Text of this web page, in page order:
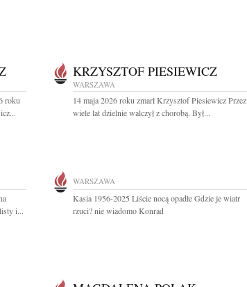
roku
KRZYSZTOF PIESIEWICZ
WARSZAWA
14 maja 2026 roku zmarł Krzysztof Piesiewicz Przez
wiele lat dzielnie walczył z chorobą. Był...
i...
WARSZAWA
Kasia 1956-2025 Liście nocą opadłe Gdzie je wiatr
rzuci? nie wiadomo Konrad